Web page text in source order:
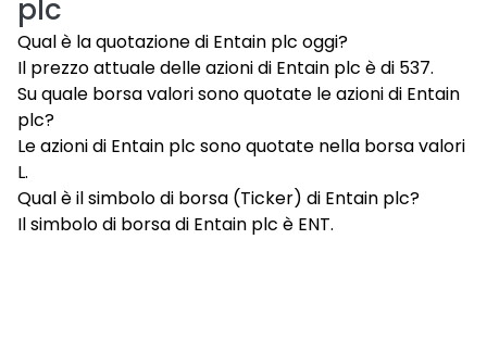
plc
Qual è la quotazione di Entain plc oggi?
Il prezzo attuale delle azioni di Entain plc è di 537.
Su quale borsa valori sono quotate le azioni di Entain
plc?
Le azioni di Entain plc sono quotate nella borsa valori
L.
Qual è il simbolo di borsa (Ticker) di Entain plc?
Il simbolo di borsa di Entain plc è ENT.